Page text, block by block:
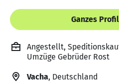
Ganzes
Angestellt,
Umzüge Gebrüder Rost
Vacha, Deutschland